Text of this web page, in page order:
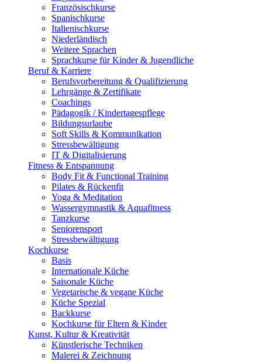
Französischkurse
Spanischkurse
Italienischkurse
Niederländisch
Weitere Sprachen
Sprachkurse für Kinder & Jugendliche
Beruf & Karriere
Berufsvorbereitung & Qualifizierung
Lehrgänge & Zertifikate
Coachings
Pädagogik / Kindertagespflege
Bildungsurlaube
Soft Skills & Kommunikation
Stressbewältigung
IT & Digitalisierung
Fitness & Entspannung
Body Fit & Functional Training
Pilates & Rückenfit
Yoga & Meditation
Wassergymnastik & Aquafitness
Tanzkurse
Seniorensport
Stressbewältigung
Kochkurse
Basis
Internationale Küche
Saisonale Küche
Vegetarische & vegane Küche
Küche Spezial
Backkurse
Kochkurse für Eltern & Kinder
Kunst, Kultur & Kreativität
Künstlerische Techniken
Malerei & Zeichnung